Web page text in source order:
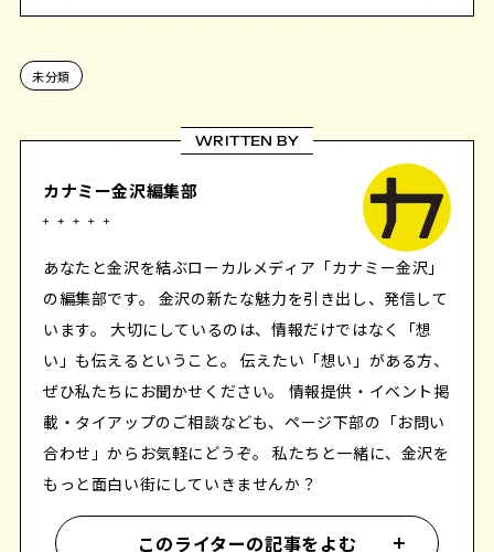
未分類
WRITTEN BY
カナミー金沢編集部
あなたと金沢を結ぶローカルメディア「カナミー金沢」
の編集部です。 金沢の新たな魅力を引き出し、発信して
います。 大切にしているのは、情報だけではなく「想
い」も伝えるということ。 伝えたい「想い」がある方、
ぜひ私たちにお聞かせください。 情報提供・イベント掲
載・タイアップのご相談なども、ページ下部の「お問い
合わせ」からお気軽にどうぞ。 私たちと一緒に、金沢を
もっと面白い街にしていきませんか？
このライターの記事をよむ